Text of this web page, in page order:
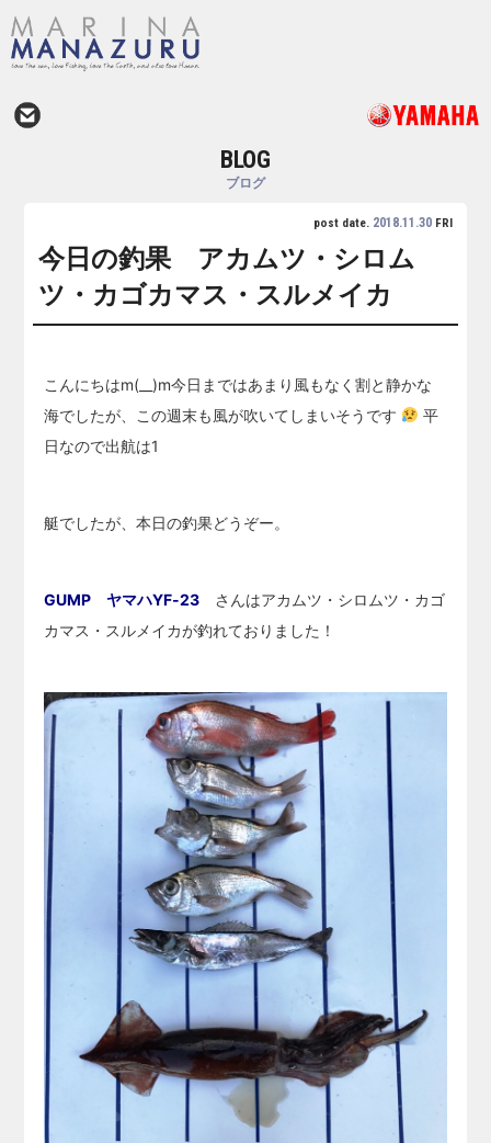
BLOG
ブログ
post date. 2018.11.30FRI
今日の釣果 アカムツ・シロム
ツ・カゴカマス・スルメイカ
こんにちはm(__)m今日まではあまり風もなく割と静かな
海でしたが、この週末も風が吹いてしまいそうです
平
日なので出航は1
艇でしたが、本日の釣果どうぞー。
GUMP ヤマハYF-23 さんはアカムツ・シロムツ・カゴ
カマス・スルメイカが釣れておりました！